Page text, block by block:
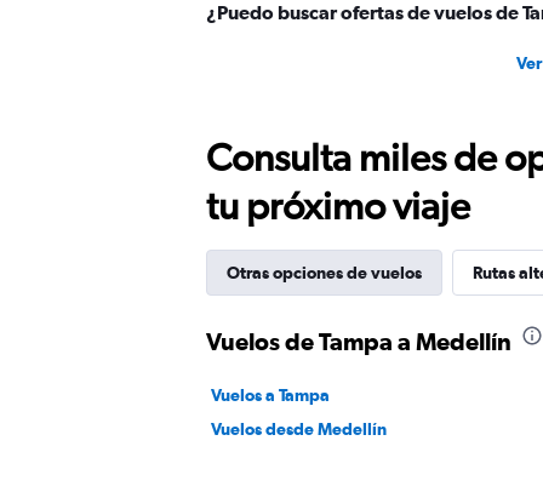
¿Puedo buscar ofertas de vuelos de
Consulta miles de
tu próximo viaje
Otras opciones de vuelos Rutas
Vuelos de Tampa a Medellín
Vuelos a Tampa
Vuelos desde Medellín